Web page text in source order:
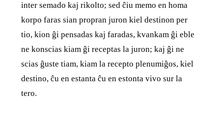
inter semado kaj rikolto; sed ĉiu memo en homa
korpo faras sian propran juron kiel destinon per
tio, kion ĝi pensadas kaj faradas, kvankam ĝi eble
ne konscias kiam ĝi receptas la juron; kaj ĝi ne
scias ĝuste tiam, kiam la recepto plenumiĝos, kiel
destino, ĉu en estanta ĉu en estonta vivo sur la
tero.